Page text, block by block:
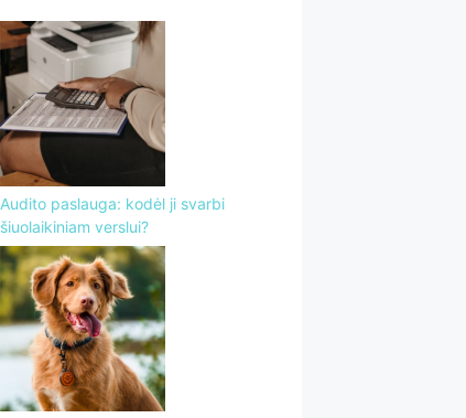
Audito paslauga: kodėl ji svarbi
šiuolaikiniam verslui?